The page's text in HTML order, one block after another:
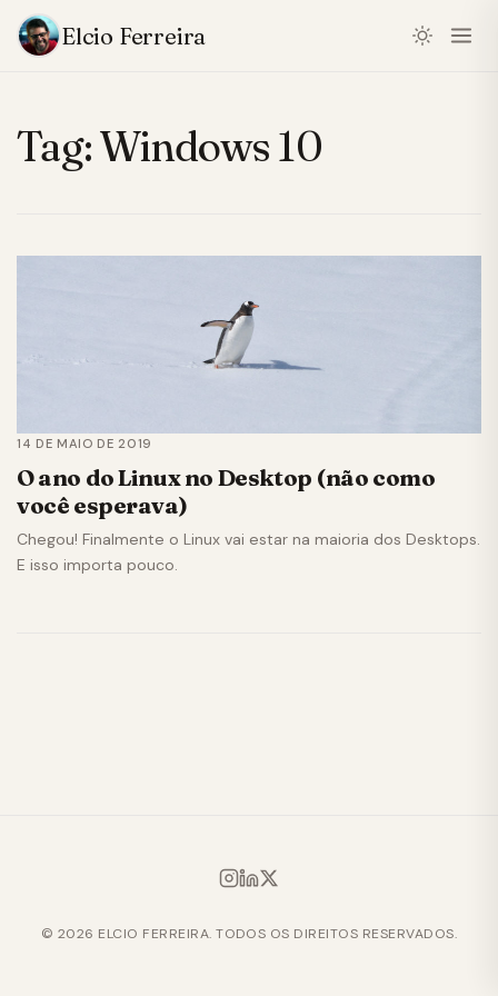
Elcio Ferreira
Tag:Windows 10
14 DE MAIO DE 2019
O ano do Linux no Desktop (não como
você esperava)
Chegou! Finalmente o Linux vai estar na maioria dos Desktops.
E isso importa pouco.
© 2026 ELCIO FERREIRA. TODOS OS DIREITOS RESERVADOS.